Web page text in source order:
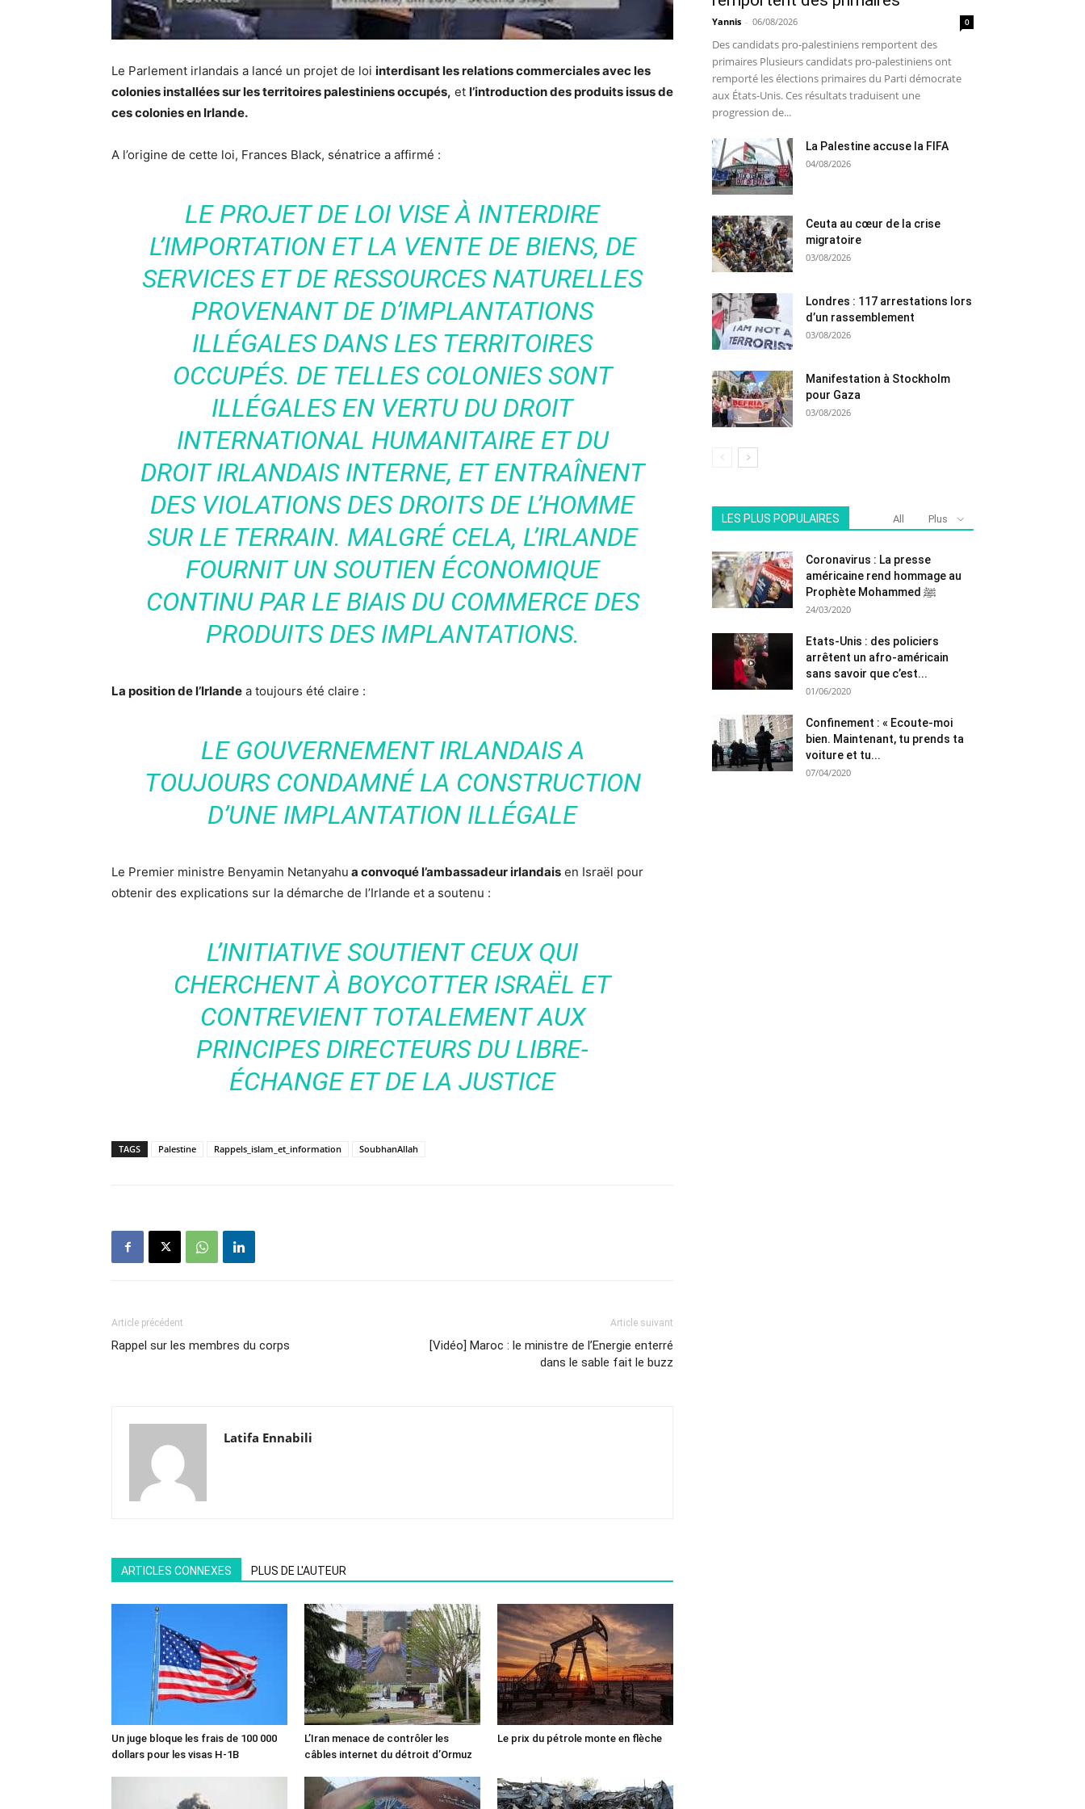
Le Parlement irlandais a lancé un projet de loi interdisant les relations commerciales avec les
colonies installées sur les territoires palestiniens occupés, et l’introduction des produits issus de
ces colonies en Irlande.
A l’origine de cette loi, Frances Black, sénatrice a affirmé :
LE PROJET DE LOI VISE À INTERDIRE
L’IMPORTATION ET LA VENTE DE BIENS, DE
SERVICES ET DE RESSOURCES NATURELLES
PROVENANT DE D’IMPLANTATIONS
ILLÉGALES DANS LES TERRITOIRES
OCCUPÉS. DE TELLES COLONIES SONT
ILLÉGALES EN VERTU DU DROIT
INTERNATIONAL HUMANITAIRE ET DU
DROIT IRLANDAIS INTERNE, ET ENTRAÎNENT
DES VIOLATIONS DES DROITS DE L’HOMME
SUR LE TERRAIN. MALGRÉ CELA, L’IRLANDE
FOURNIT UN SOUTIEN ÉCONOMIQUE
CONTINU PAR LE BIAIS DU COMMERCE DES
PRODUITS DES IMPLANTATIONS.
La position de l’Irlande a toujours été claire :
LE GOUVERNEMENT IRLANDAIS A
TOUJOURS CONDAMNÉ LA CONSTRUCTION
D’UNE IMPLANTATION ILLÉGALE
Le Premier ministre Benyamin Netanyahu a convoqué l’ambassadeur irlandais en Israël pour
obtenir des explications sur la démarche de l’Irlande et a soutenu :
L’INITIATIVE SOUTIENT CEUX QUI
CHERCHENT À BOYCOTTER ISRAËL ET
CONTREVIENT TOTALEMENT AUX
PRINCIPES DIRECTEURS DU LIBRE-
ÉCHANGE ET DE LA JUSTICE
TAGS Palestine Rappels_islam_et_information SoubhanAllah
Article précédent
Rappel sur les membres du corps
Article suivant
[Vidéo] Maroc : le ministre de l’Energie enterré
dans le sable fait le buzz
Latifa Ennabili
ARTICLES CONNEXES PLUS DE L'AUTEUR
Un juge bloque les frais de 100 000
dollars pour les visas H-1B
L’Iran menace de contrôler les
câbles internet du détroit d’Ormuz
Le prix du pétrole monte en flèche
Yannis - 06/08/2026 0
Des candidats pro-palestiniens remportent des
primaires Plusieurs candidats pro-palestiniens ont
remporté les élections primaires du Parti démocrate
aux États-Unis. Ces résultats traduisent une
progression de...
La Palestine accuse la FIFA
04/08/2026
Ceuta au cœur de la crise
migratoire
03/08/2026
Londres : 117 arrestations lors
d’un rassemblement
03/08/2026
Manifestation à Stockholm
pour Gaza
03/08/2026
LES PLUS POPULAIRES All Plus
Coronavirus : La presse
américaine rend hommage au
Prophète Mohammed ﷺ
24/03/2020
Etats-Unis : des policiers
arrêtent un afro-américain
sans savoir que c’est...
01/06/2020
Confinement : « Ecoute-moi
bien. Maintenant, tu prends ta
voiture et tu...
07/04/2020